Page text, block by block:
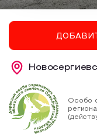
Автотуризм
Аттестованные
Маршруты от
Все маршруты
НАЦИОНАЛЬНЫЙ
Особо